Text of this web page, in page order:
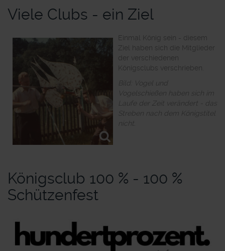
Viele Clubs - ein Ziel
Einmal König sein - diesem
Ziel haben sich die Mitglieder
der verschiedenen
Königsclubs verschrieben.
Bild: Vogel und
Vogelschießen haben sich im
Laufe der Zeit verändert - das
Streben nach dem Königstitel
nicht.
Königsclub 100 % - 100 %
Schützenfest